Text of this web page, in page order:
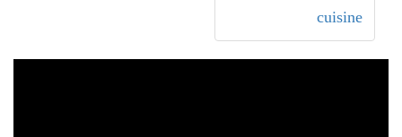
cuisine